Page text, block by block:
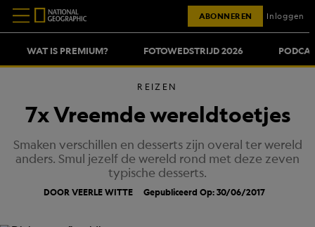
WAT IS PREMIUM? FOTOWEDSTRIJD 2026
ABONNEREN Inloggen
REIZEN
7x Vreemde wereldtoetjes
Smaken verschillen en desserts zijn overal ter wereld
anders. Smul jezelf de wereld rond met deze zeven
typische desserts.
DOOR VEERLE WITTE Gepubliceerd Op: 30/06/2017